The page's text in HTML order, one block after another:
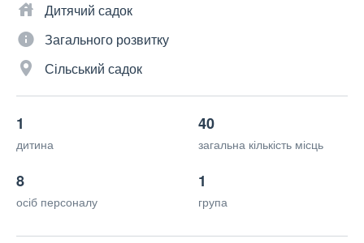
Дитячий садок
Загального розвитку
Сільський садок
1
дитина
40
загальна кількість місць
8
осіб персоналу
1
група